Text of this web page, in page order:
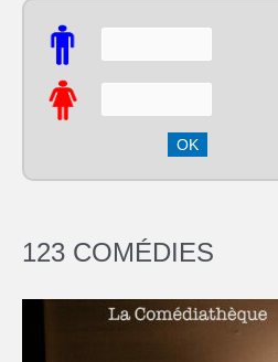
123 COMÉDIES